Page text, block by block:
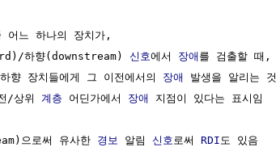
느 하나의 장치가,
하향(downstream)
신호에서 장애 를 검출할 때,
향 장치들에게 그 이전에서의
장애
발생을 알리는 것
/상위
계층 어딘가에서 장애 지점이 있다는 표시임
으로써 유사한
경보 알림 신호 로써 RDI 도 있음